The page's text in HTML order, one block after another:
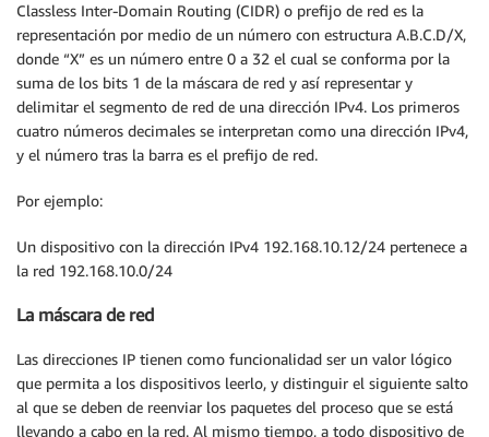
Classless Inter-Domain Routing (CIDR) o prefijo de red es la
representación por medio de un número con estructura A.B.C.D/X,
donde “X” es un número entre 0 a 32 el cual se conforma por la
suma de los bits 1 de la máscara de red y así representar y
delimitar el segmento de red de una dirección IPv4. Los primeros
cuatro números decimales se interpretan como una dirección IPv4,
y el número tras la barra es el prefijo de red.
Por ejemplo:
Un dispositivo con la dirección IPv4 192.168.10.12/24 pertenece a
la red 192.168.10.0/24
La máscara de red
Las direcciones IP tienen como funcionalidad ser un valor lógico
que permita a los dispositivos leerlo, y distinguir el siguiente salto
al que se deben de reenviar los paquetes del proceso que se está
llevando a cabo en la red. Al mismo tiempo, a todo dispositivo de